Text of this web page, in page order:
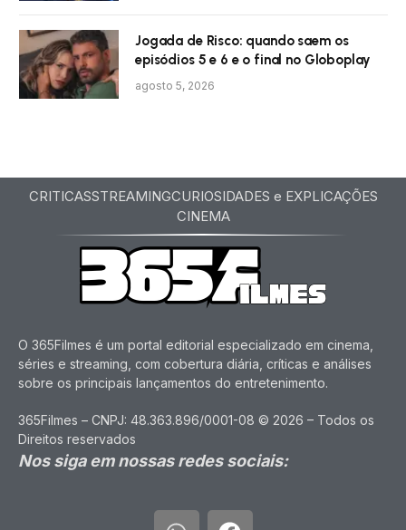
Jogada de Risco: quando saem os
episódios 5 e 6 e o final no Globoplay
agosto 5, 2026
CRITICASSTREAMINGCURIOSIDADES e EXPLICAÇÕES
CINEMA
O 365Filmes é um portal editorial especializado em cinema,
séries e streaming, com cobertura diária, críticas e análises
sobre os principais lançamentos do entretenimento.
365Filmes – CNPJ: 48.363.896/0001-08 © 2026 – Todos os
Direitos reservados
Nos siga em nossas redes sociais: